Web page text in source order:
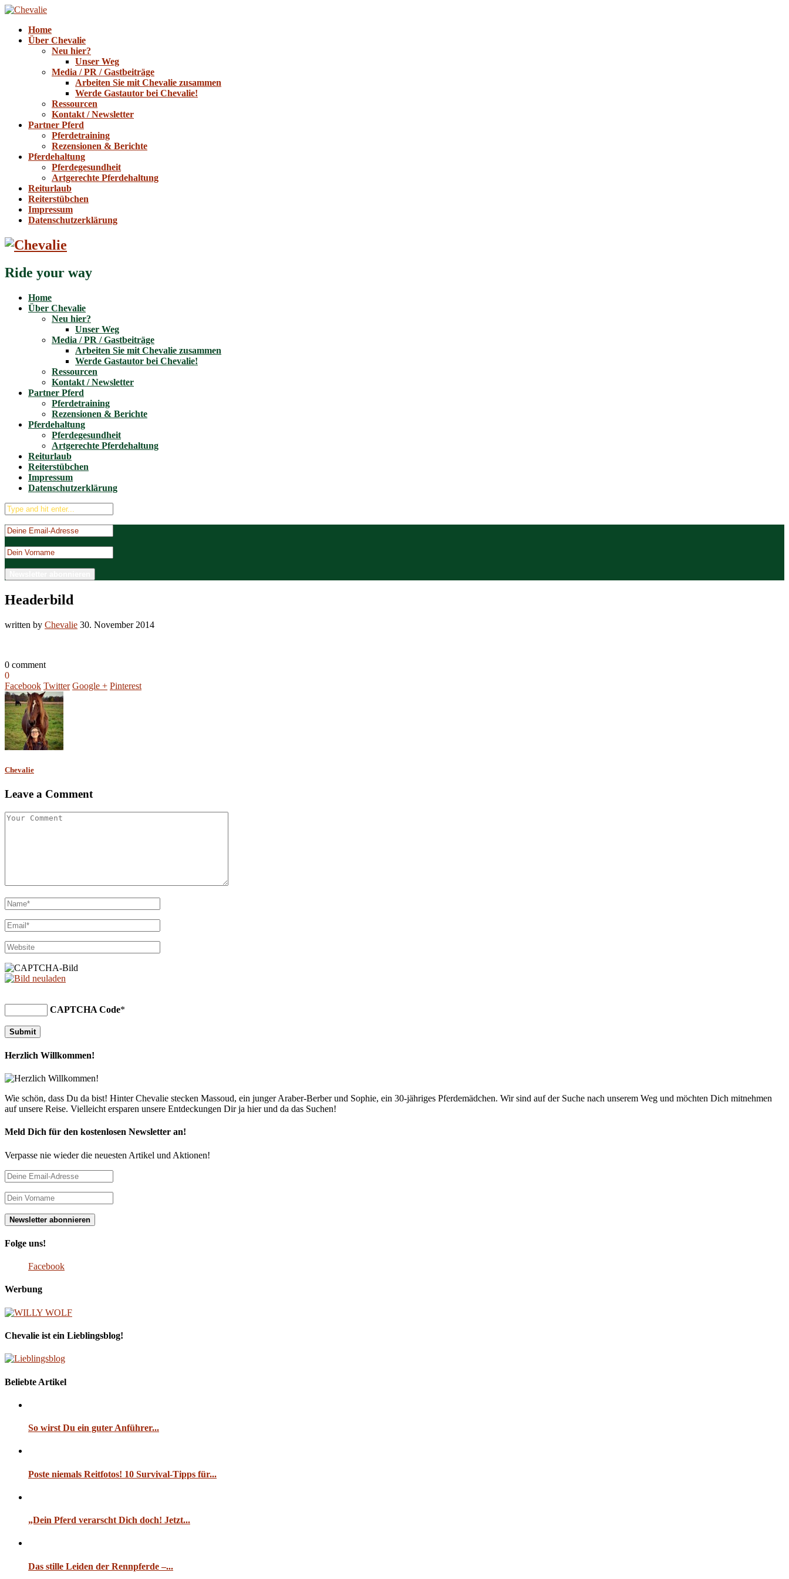
Home
Über Chevalie
Neu hier?
Unser Weg
Media / PR / Gastbeiträge
Arbeiten Sie mit Chevalie zusammen
Werde Gastautor bei Chevalie!
Ressourcen
Kontakt / Newsletter
Partner Pferd
Pferdetraining
Rezensionen & Berichte
Pferdehaltung
Pferdegesundheit
Artgerechte Pferdehaltung
Reiturlaub
Reiterstübchen
Impressum
Datenschutzerklärung
Ride your way
Home
Über Chevalie
Neu hier?
Unser Weg
Media / PR / Gastbeiträge
Arbeiten Sie mit Chevalie zusammen
Werde Gastautor bei Chevalie!
Ressourcen
Kontakt / Newsletter
Partner Pferd
Pferdetraining
Rezensionen & Berichte
Pferdehaltung
Pferdegesundheit
Artgerechte Pferdehaltung
Reiturlaub
Reiterstübchen
Impressum
Datenschutzerklärung
Headerbild
written by Chevalie 30. November 2014
0 comment
0
Facebook Twitter Google + Pinterest
Chevalie
Leave a Comment
CAPTCHA Code*
Herzlich Willkommen!
Wie schön, dass Du da bist! Hinter Chevalie stecken Massoud, ein junger Araber-Berber und Sophie, ein 30-jähriges Pferdemädchen. Wir sind auf der Suche nach unserem Weg und möchten Dich mitnehmen
auf unsere Reise. Vielleicht ersparen unsere Entdeckungen Dir ja hier und da das Suchen!
Meld Dich für den kostenlosen Newsletter an!
Verpasse nie wieder die neuesten Artikel und Aktionen!
Folge uns!
Facebook
Werbung
Chevalie ist ein Lieblingsblog!
Beliebte Artikel
So wirst Du ein guter Anführer...
Poste niemals Reitfotos! 10 Survival-Tipps für...
„Dein Pferd verarscht Dich doch! Jetzt...
Das stille Leiden der Rennpferde –...